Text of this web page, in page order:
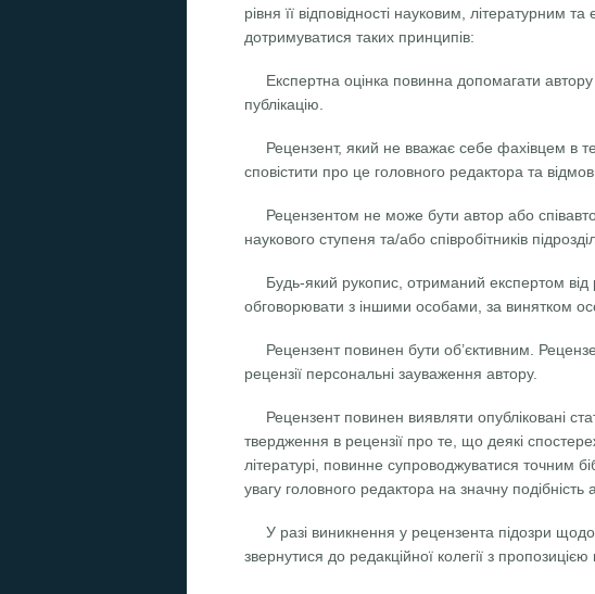
рівня її відповідності науковим,
дотримуватися таких принципів:
Експертна оцінка повинна допомагати
публікацію.
Рецензент, який не вважає себе фахівцем в
сповістити про це головного редактора та
Рецензентом не може бути автор або
наукового ступеня та/або співробітників
Будь-який рукопис, отриманий експертом
обговорювати з іншими особами, за винятком
Рецензент повинен бути об’єктивним.
рецензії персональні зауваження автору.
Рецензент повинен виявляти опубліковані
твердження в рецензії про те, що деякі
літературі, повинне супроводжуватися точним
увагу головного редактора на значну
У разі виникнення у рецензента підозри
звернутися до редакційної колегії з пропозицією